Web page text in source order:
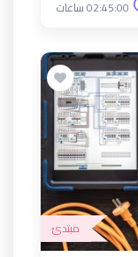
02:45:00 ساعات
مبتدئ